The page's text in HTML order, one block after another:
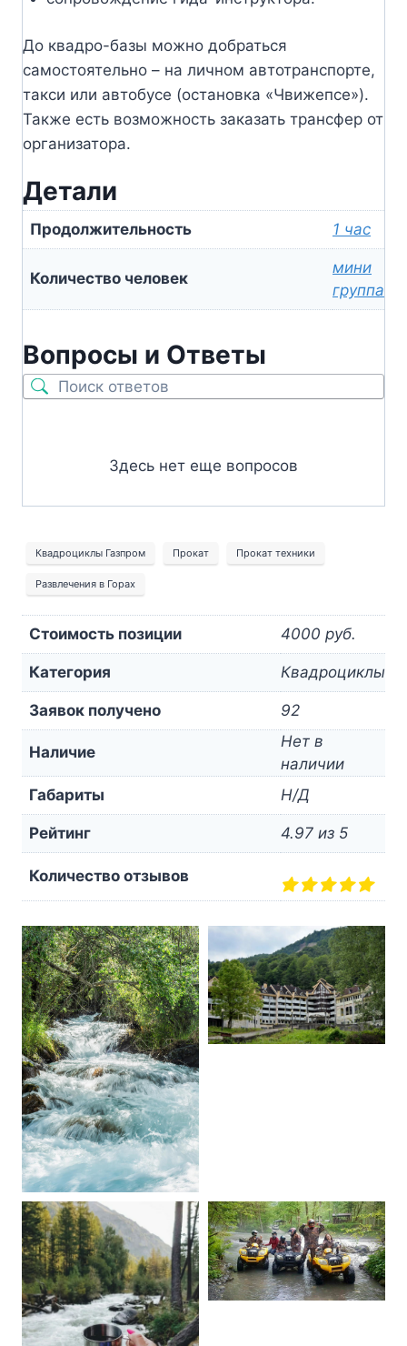
До квадро-базы можно добраться
самостоятельно – на личном автотранспорте,
такси или автобусе (остановка «Чвижепсе»).
Также есть возможность заказать трансфер от
организатора.
Детали
Продолжительность 1 час
Количество человек
мини
группа
Вопросы и Ответы
Здесь нет еще вопросов
Квадроциклы Газпром Прокат Прокат техники
Развлечения в Горах
Стоимость позиции 4000 руб.
Категория Квадроциклы
Заявок получено 92
Наличие
Нет в
наличии
Габариты
Н/Д
Рейтинг 4.97 из 5
Количество отзывов